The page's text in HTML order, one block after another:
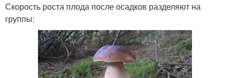
Скорость роста плода после осадков разделяют на
группы: